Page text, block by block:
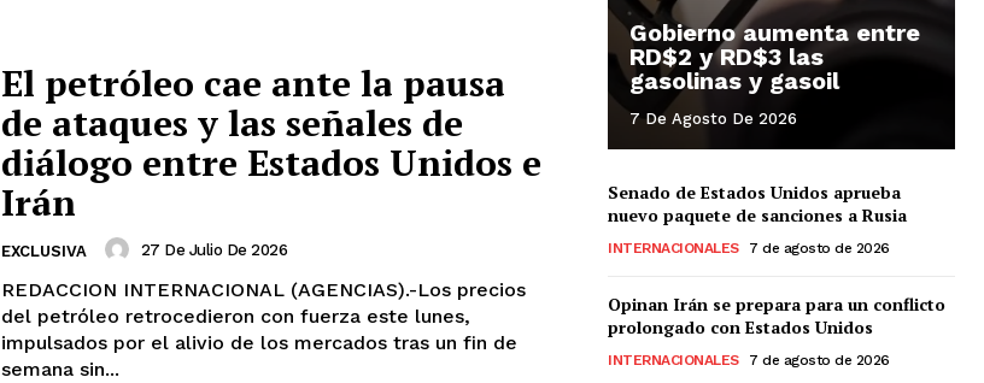
El petróleo cae ante la pausa
de ataques y las señales de
diálogo entre Estados Unidos e
Irán
EXCLUSIVA 27 De Julio De 2026
REDACCION INTERNACIONAL (AGENCIAS).-Los precios
del petróleo retrocedieron con fuerza este lunes,
impulsados por el alivio de los mercados tras un fin de
semana sin...
Gobierno aumenta entre
RD$2 y RD$3 las
gasolinas y gasoil
7 De Agosto De 2026
Senado de Estados Unidos aprueba
nuevo paquete de sanciones a Rusia
INTERNACIONALES 7 de agosto de 2026
Opinan Irán se prepara para un conflicto
prolongado con Estados Unidos
INTERNACIONALES 7 de agosto de 2026